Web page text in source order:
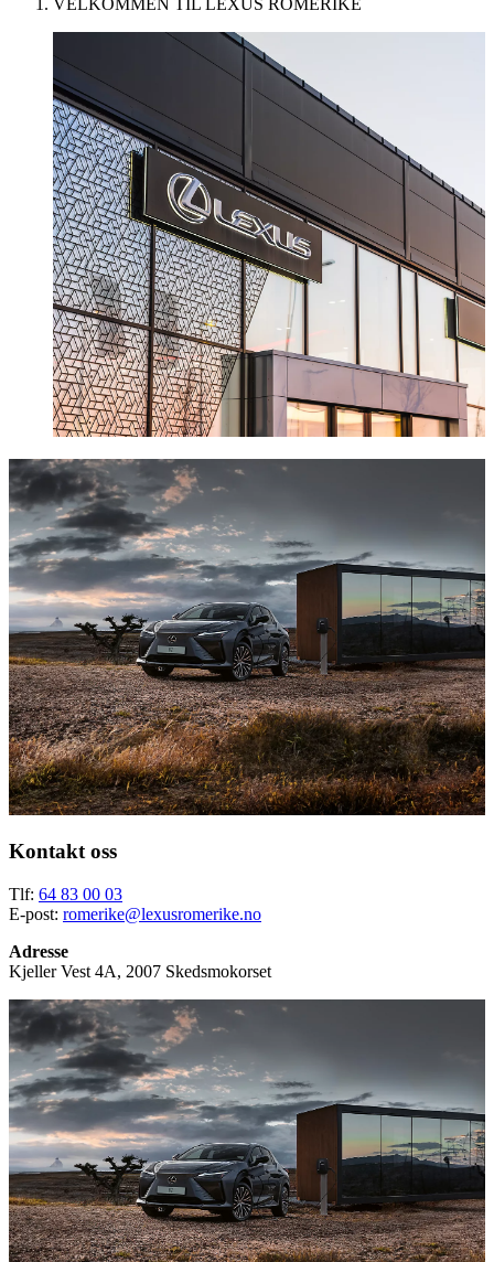
VELKOMMEN TIL LEXUS ROMERIKE
Kontakt oss
Tlf: 64 83 00 03
E-post: romerike@lexusromerike.no
Adresse
Kjeller Vest 4A, 2007 Skedsmokorset